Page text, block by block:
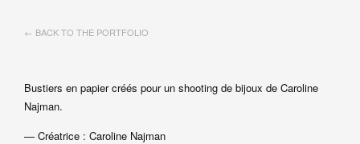
← BACK TO THE PORTFOLIO
Bustiers en papier créés pour un shooting de bijoux de Caroline
Najman.
— Créatrice : Caroline Najman